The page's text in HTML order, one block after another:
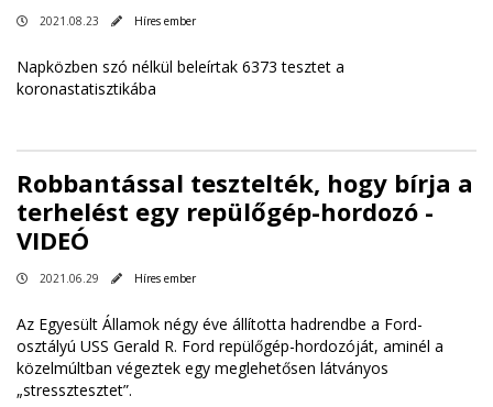
2021.08.23 Híres ember
Napközben szó nélkül beleírtak 6373 tesztet a
koronastatisztikába
Robbantással tesztelték, hogy bírja a
terhelést egy repülőgép-hordozó -
VIDEÓ
2021.06.29 Híres ember
Az Egyesült Államok négy éve állította hadrendbe a Ford-
osztályú USS Gerald R. Ford repülőgép-hordozóját, aminél a
közelmúltban végeztek egy meglehetősen látványos
„stressztesztet”.